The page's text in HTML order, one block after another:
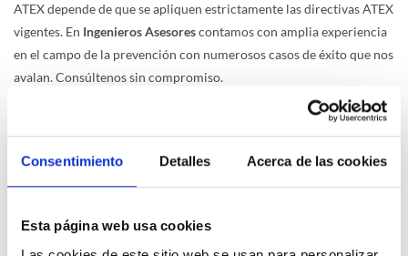
Consentimiento Detalles Acerca de las cookies
Esta página web usa cookies
ATEX depende de que se apliquen estrictamente las directivas ATEX
vigentes. En Ingenieros Asesorescontamos con amplia experiencia
en el campo de la prevención con numerosos casos de éxito que nos
avalan. Consúltenos sin compromiso.
Noticias relacionadas